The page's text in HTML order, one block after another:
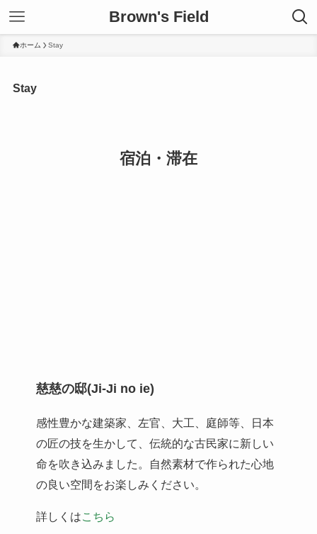
Brown's Field
ホーム Stay
Stay
宿泊・滞在
慈慈の邸(Ji-Ji no ie)
感性豊かな建築家、左官、大工、庭師等、日本
の匠の技を生かして、伝統的な古民家に新しい
命を吹き込みました。自然素材で作られた心地
の良い空間をお楽しみください。
詳しくはこちら